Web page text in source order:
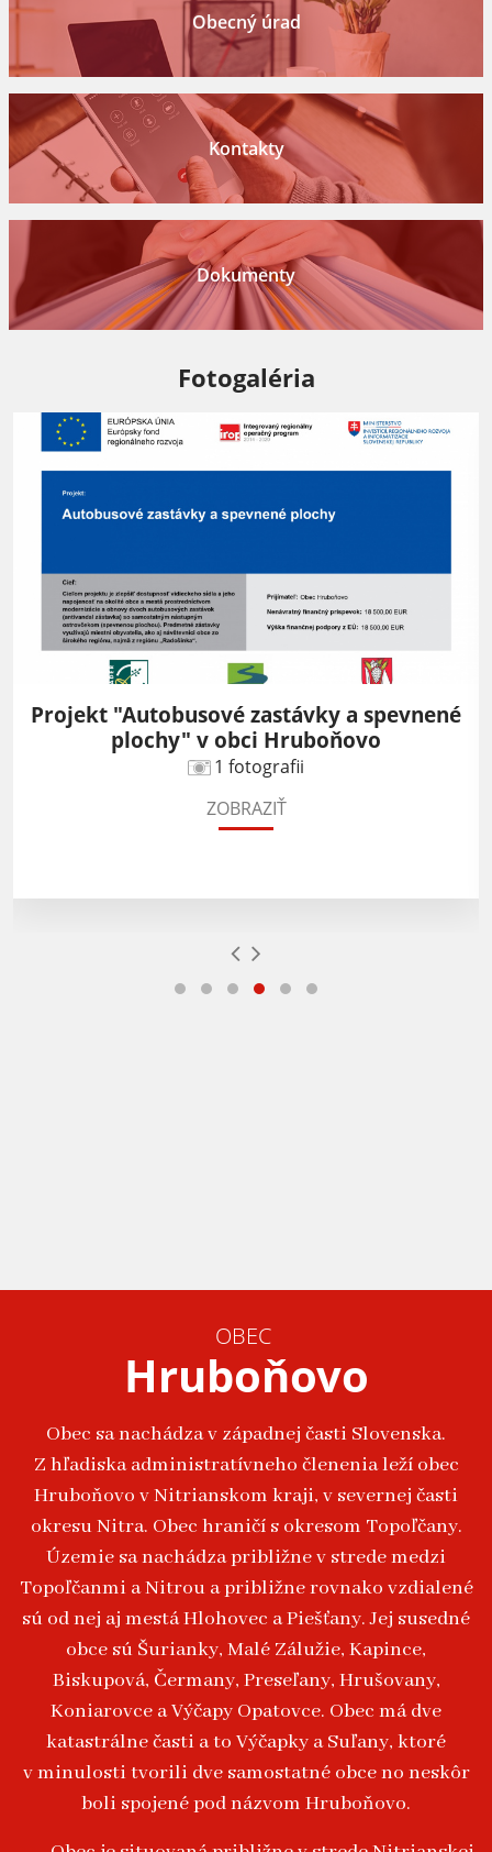
Obecný úrad
Kontakty
Dokumenty
Fotogaléria
Projekt "Autobusové zastávky a spevnené
plochy" v obci Hruboňovo
1 fotografii
ZOBRAZIŤ
OBEC
Hruboňovo
Obec sa nachádza v západnej časti Slovenska.
Z hľadiska administratívneho členenia leží obec
Hruboňovo v Nitrianskom kraji, v severnej časti
okresu Nitra. Obec hraničí s okresom Topoľčany.
Územie sa nachádza približne v strede medzi
Topoľčanmi a Nitrou a približne rovnako vzdialené
sú od nej aj mestá Hlohovec a Piešťany. Jej susedné
obce sú Šurianky, Malé Zálužie, Kapince,
Biskupová, Čermany, Preseľany, Hrušovany,
Koniarovce a Výčapy Opatovce. Obec má dve
katastrálne časti a to Výčapky a Suľany, ktoré
v minulosti tvorili dve samostatné obce no neskôr
boli spojené pod názvom Hruboňovo.